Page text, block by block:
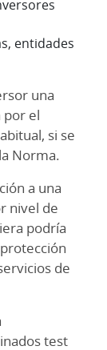
entidades
una
por el
si se
Norma.
a una
nivel de
podría
de
test